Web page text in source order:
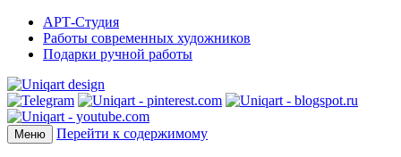
АРТ-Студия
Работы современных художников
Подарки ручной работы
Меню Перейти к содержимому